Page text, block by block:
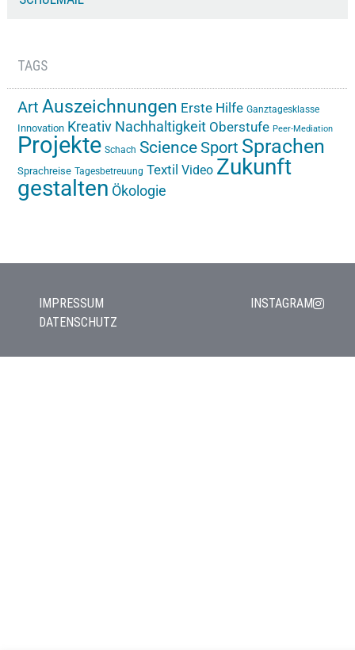
TAGS
Art Auszeichnungen Erste Hilfe Ganztagesklasse
Innovation Kreativ Nachhaltigkeit Oberstufe Peer-Mediation
Projekte Schach ScienceSport Sprachen
Sprachreise Tagesbetreuung Textil Video Zukunft
gestalten Ökologie
IMPRESSUM
DATENSCHUTZ
INSTAGRAM